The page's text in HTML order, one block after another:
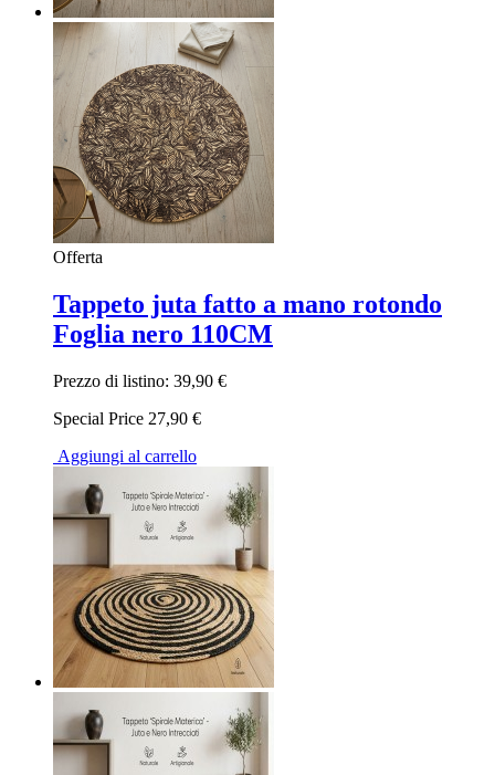
Offerta
Tappeto juta fatto a mano rotondo
Foglia nero 110CM
Prezzo di listino: 39,90 €
Special Price 27,90 €
Aggiungi al carrello